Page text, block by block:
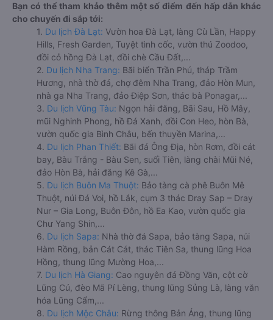
Bạn có thể tham khảo thêm một số điểm đến hấp dẫn khác
cho chuyến đi sắp tới:
1. Du lịch Đà Lạt: Vườn hoa Đà Lạt, làng Cù Lần, Happy
Hills, Fresh Garden, Tuyệt tình cốc, vườn thú Zoodoo,
đồi cỏ hồng Đà Lạt, đồi chè Cầu Đất,...
2. Du lịch Nha Trang: Bãi biển Trần Phú, tháp Trầm
Hương, nhà thờ đá, chợ đêm Nha Trang, đảo Hòn Mun,
nhà ga Nha Trang, đảo Điệp Sơn, thác bà Ponagar,...
3. Du lịch Vũng Tàu: Ngọn hải đăng, Bãi Sau, Hồ Mây,
mũi Nghinh Phong, hồ Đá Xanh, đồi Con Heo, hòn Bà,
vườn quốc gia Bình Châu, bến thuyền Marina,...
4. Du lịch Phan Thiết: Bãi đá Ông Địa, hòn Rơm, đồi cát
bay, Bàu Trắng - Bàu Sen, suối Tiên, làng chài Mũi Né,
đảo Hòn Bà, hải đăng Kê Gà,...
5. Du lịch Buôn Ma Thuột: Bảo tàng cà phê Buôn Mê
Thuột, núi Đá Voi, hồ Lắk, cụm 3 thác Dray Sap – Dray
Nur – Gia Long, Buôn Đôn, hồ Ea Kao, vườn quốc gia
Chư Yang Shin,...
6. Du lịch Sapa: Nhà thờ đá Sapa, bảo tàng Sapa, núi
Hàm Rồng, bản Cát Cát, thác Tiên Sa, thung lũng Hoa
Hồng, thung lũng Mường Hoa,...
7. Du lịch Hà Giang: Cao nguyên đá Đồng Văn, cột cờ
Lũng Cú, đèo Mã Pí Lèng, thung lũng Sủng Là, làng văn
hóa Lũng Cẩm,...
8. Du lịch Mộc Châu: Rừng thông Bản Áng, thung lũng